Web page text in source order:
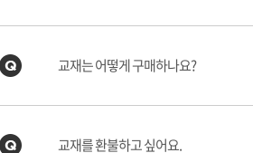
교재는 어떻게 구매하나요?
교재를 환불하고 싶어요.